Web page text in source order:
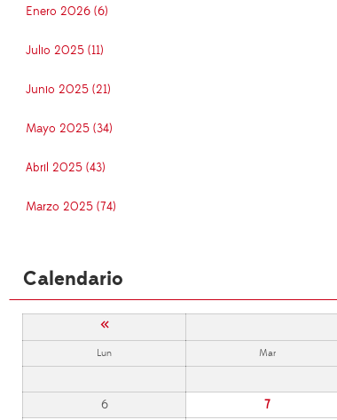
Enero 2026 (6)
Julio 2025 (11)
Junio 2025 (21)
Mayo 2025 (34)
Abril 2025 (43)
Marzo 2025 (74)
Calendario
«
Lun Mar
6
7